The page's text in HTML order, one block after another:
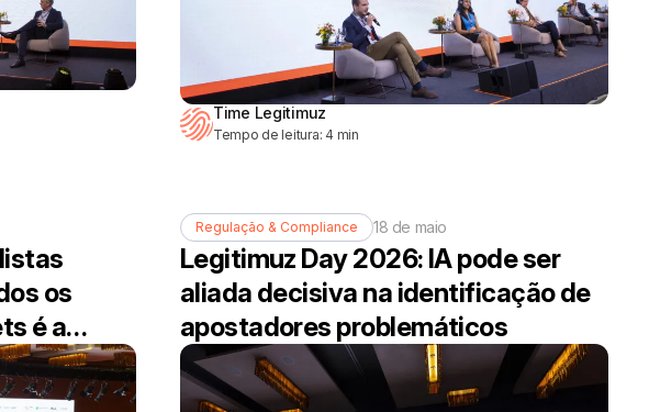
Time Legitimuz
Tempo de leitura: 4 min
os
é a
o
Regulação & Compliance 18 de maio
Legitimuz Day 2026: IA pode ser
aliada decisiva na identificação de
apostadores problemáticos